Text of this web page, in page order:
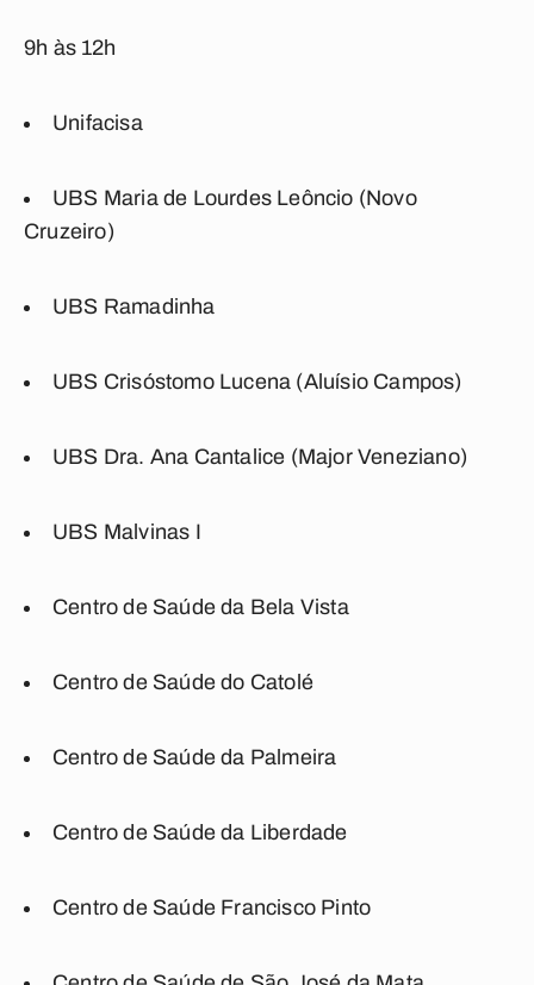
9h às 12h
Unifacisa
UBS Maria de Lourdes Leôncio (Novo
Cruzeiro)
UBS Ramadinha
UBS Crisóstomo Lucena (Aluísio Campos)
UBS Dra. Ana Cantalice (Major Veneziano)
UBS Malvinas I
Centro de Saúde da Bela Vista
Centro de Saúde do Catolé
Centro de Saúde da Palmeira
Centro de Saúde da Liberdade
Centro de Saúde Francisco Pinto